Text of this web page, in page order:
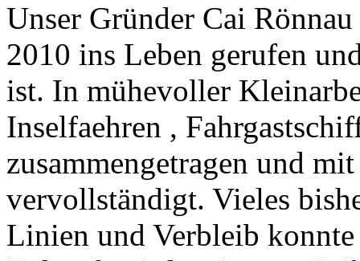
Unser Gründer Cai
2010 ins Leben gerufen
ist. In mühevoller
Inselfaehren ,
zusammengetragen und
vervollständigt. Vieles
Linien und Verbleib